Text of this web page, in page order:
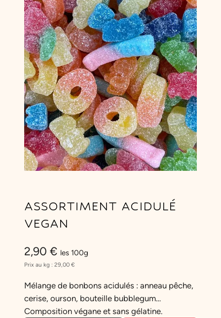
ASSORTIMENT ACIDULÉ
VEGAN
2,90 € les 100g
Prix au kg : 29,00 €
Mélange de bonbons acidulés : anneau pêche,
cerise, ourson, bouteille bubblegum…
Composition végane et sans gélatine.